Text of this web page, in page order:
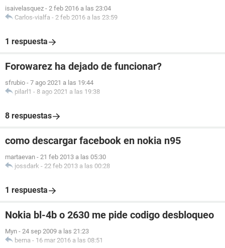
isaivelasquez - 2 feb 2016 a las 23:04
Carlos-vialfa - 2 feb 2016 a las 23:59
1 respuesta
Forowarez ha dejado de funcionar?
sfrubio - 7 ago 2021 a las 19:44
pilarl1 - 8 ago 2021 a las 19:38
8 respuestas
como descargar facebook en nokia n95
martaevan - 21 feb 2013 a las 05:30
jossdark - 22 feb 2013 a las 00:28
1 respuesta
Nokia bl-4b o 2630 me pide codigo desbloqueo
Myn - 24 sep 2009 a las 21:23
berna - 16 mar 2016 a las 08:51